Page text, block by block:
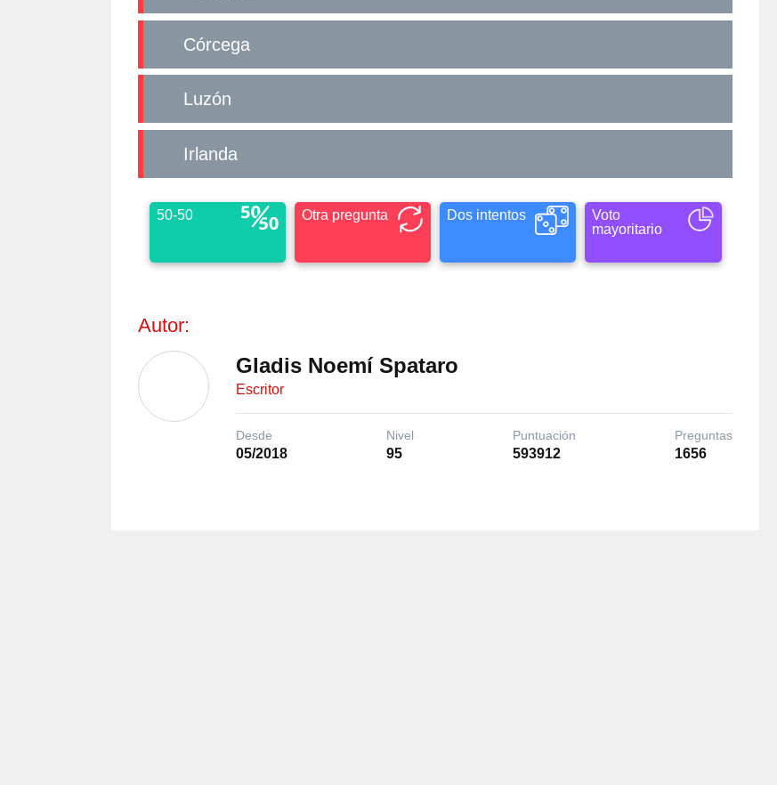
Córcega
Luzón
Irlanda
50-50 Otra pregunta Dos intentos
Voto
mayoritario
Autor:
Gladis Noemí Spataro
Escritor
Desde
05/2018
Nivel
95
Puntuación
593912
Preguntas
1656